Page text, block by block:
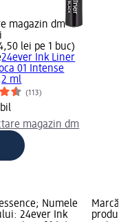
magazin dm
lei pe 1 buc)
24ever Ink Liner
01 Intense
ml
(113)
magazin dm
Numele
24ever Ink
Marcă: